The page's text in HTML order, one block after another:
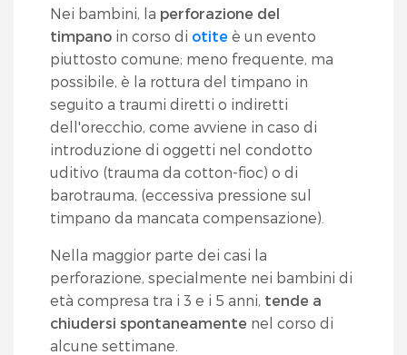
Nei bambini, la perforazione del
timpano in corso di otite è un evento
piuttosto comune; meno frequente, ma
possibile, è la rottura del timpano in
seguito a traumi diretti o indiretti
dell'orecchio, come avviene in caso di
introduzione di oggetti nel condotto
uditivo (trauma da cotton-fioc) o di
barotrauma, (eccessiva pressione sul
timpano da mancata compensazione).
Nella maggior parte dei casi la
perforazione, specialmente nei bambini di
età compresa tra i 3 e i 5 anni, tende a
chiudersi spontaneamente nel corso di
alcune settimane.